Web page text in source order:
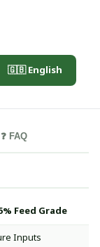
🇬🇧 English
❓ FAQ
Feed Grade
Inputs